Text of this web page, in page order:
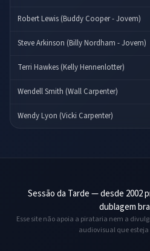
Robert Lewis (Buddy Cooper - Jovem)
Steve Arkinson (Billy Nordham - Jovem)
Terri Hawkes (Kelly Hennenlotter)
Wendell Smith (Wall Carpenter)
Wendy Lyon (Vicki Carpenter)
Sessão da Tarde — desde 2002
dublagem
Esse site não apoia a pirataria nem a
audiovisual que esteja